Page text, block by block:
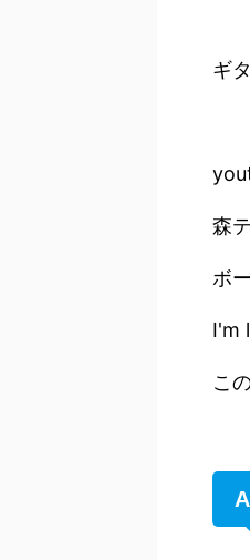
ギ
森
ボ
I'm
こ